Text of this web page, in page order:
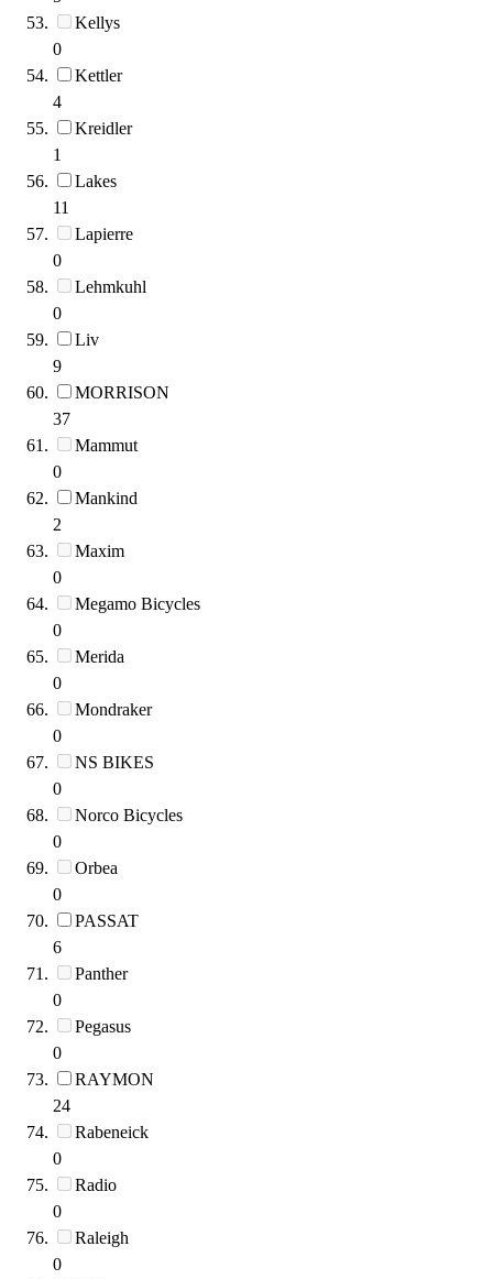
Kellys
0
Kettler
4
Kreidler
1
Lakes
11
Lapierre
0
Lehmkuhl
0
Liv
9
MORRISON
37
Mammut
0
Mankind
2
Maxim
0
Megamo Bicycles
0
Merida
0
Mondraker
0
NS BIKES
0
Norco Bicycles
0
Orbea
0
PASSAT
6
Panther
0
Pegasus
0
RAYMON
24
Rabeneick
0
Radio
0
Raleigh
0